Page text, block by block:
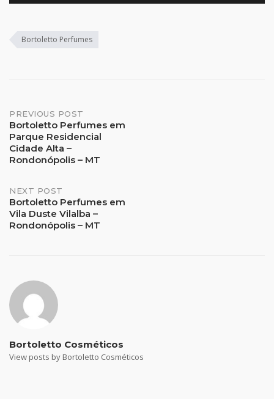
Bortoletto Perfumes
Post
navigation
PREVIOUS POST
Bortoletto Perfumes em
Parque Residencial
Cidade Alta –
Rondonópolis – MT
NEXT POST
Bortoletto Perfumes em
Vila Duste Vilalba –
Rondonópolis – MT
Bortoletto Cosméticos
View posts by Bortoletto Cosméticos